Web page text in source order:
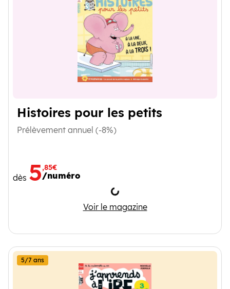
Histoires pour les petits
Prélèvement annuel (-8%)
dès 5,85€
/numéro
Chargement
Voir le magazineHistoires pour les petits
5/7 ans